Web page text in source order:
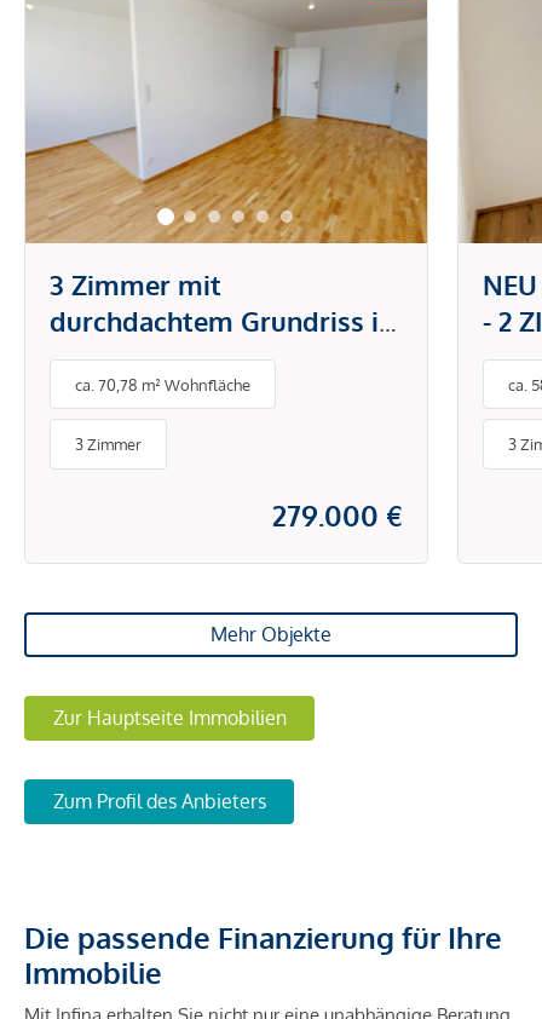
3 Zimmer mit
durchdachtem Grundriss in
attraktiver Lage - stilvoll
wohnen und sofort
bezugsfertig
ca. 70,78 m² Wohnfläche
3 Zimmer
279.000 €
- 2
ca.
3
Mehr Objekte
Zur Hauptseite Immobilien
Zum Profil des Anbieters
Die passende Finanzierung für Ihre
Immobilie